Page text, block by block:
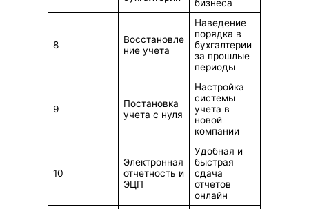
бизнеса
8
Восстановле
ние учета
Наведение
порядка в
бухгалтерии
за прошлые
периоды
9
Постановка
учета с нуля
Настройка
системы
учета в
новой
компании
10
Электронная
отчетность и
ЭЦП
Удобная и
быстрая
сдача
отчетов
онлайн